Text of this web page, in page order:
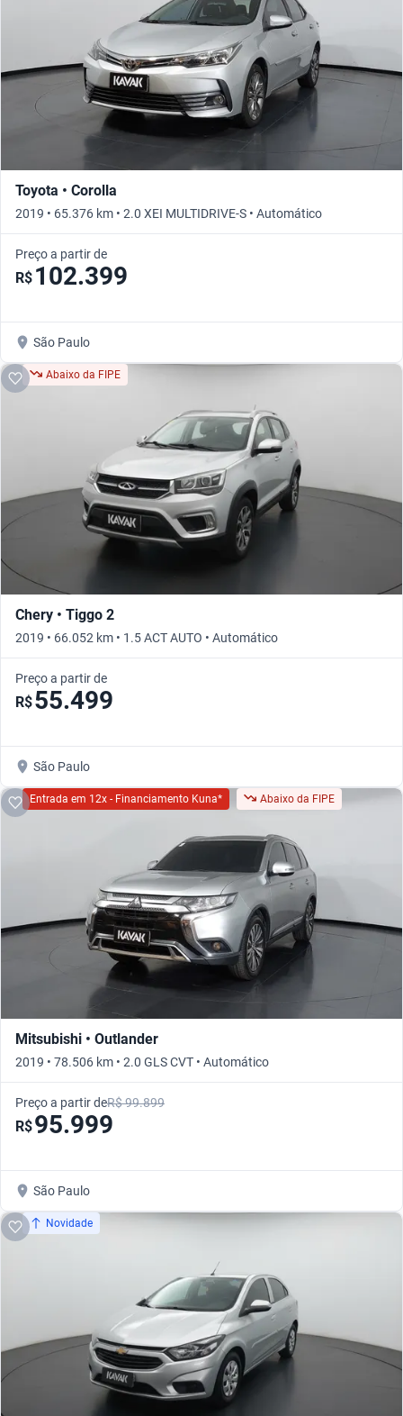
Toyota • Corolla
2019 • 65.376 km • 2.0 XEI MULTIDRIVE-S • Automático
Preço a partir de
R$ 102.399
São Paulo
Abaixo da FIPE
Chery • Tiggo 2
2019 • 66.052 km • 1.5 ACT AUTO • Automático
Preço a partir de
R$55.499
São Paulo
Entrada em 12x - Financiamento Kuna* Abaixo da FIPE
Mitsubishi • Outlander
2019 • 78.506 km • 2.0 GLS CVT • Automático
Preço a partir deR$ 99.899
R$95.999
São Paulo
Novidade